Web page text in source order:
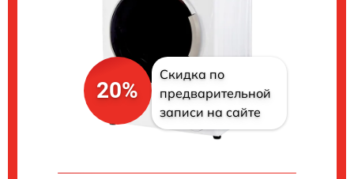
20%
Скидка по
предварительной
записи на сайте